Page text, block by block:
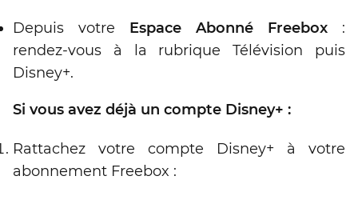
Depuis votre Espace Abonné Freebox :
rendez-vous à la rubrique Télévision puis
Disney+.
Si vous avez déjà un compte Disney+ :
Rattachez votre compte Disney+ à votre
abonnement Freebox :